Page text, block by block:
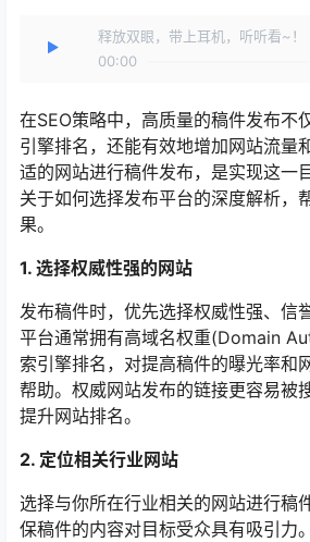
释放双眼，带上耳机，听听看~！
00:00
在SEO策略中，高质量的稿件发布不
引擎排名，还能有效地增加网站流量
适的网站进行稿件发布，是实现这一
关于如何选择发布平台的深度解析，
果。
1. 选择权威性强的网站
发布稿件时，优先选择权威性强、信
平台通常拥有高域名权重(Domain
索引擎排名，对提高稿件的曝光率和
帮助。权威网站发布的链接更容易被
提升网站排名。
2. 定位相关行业网站
选择与你所在行业相关的网站进行稿
保稿件的内容对目标受众具有吸引力